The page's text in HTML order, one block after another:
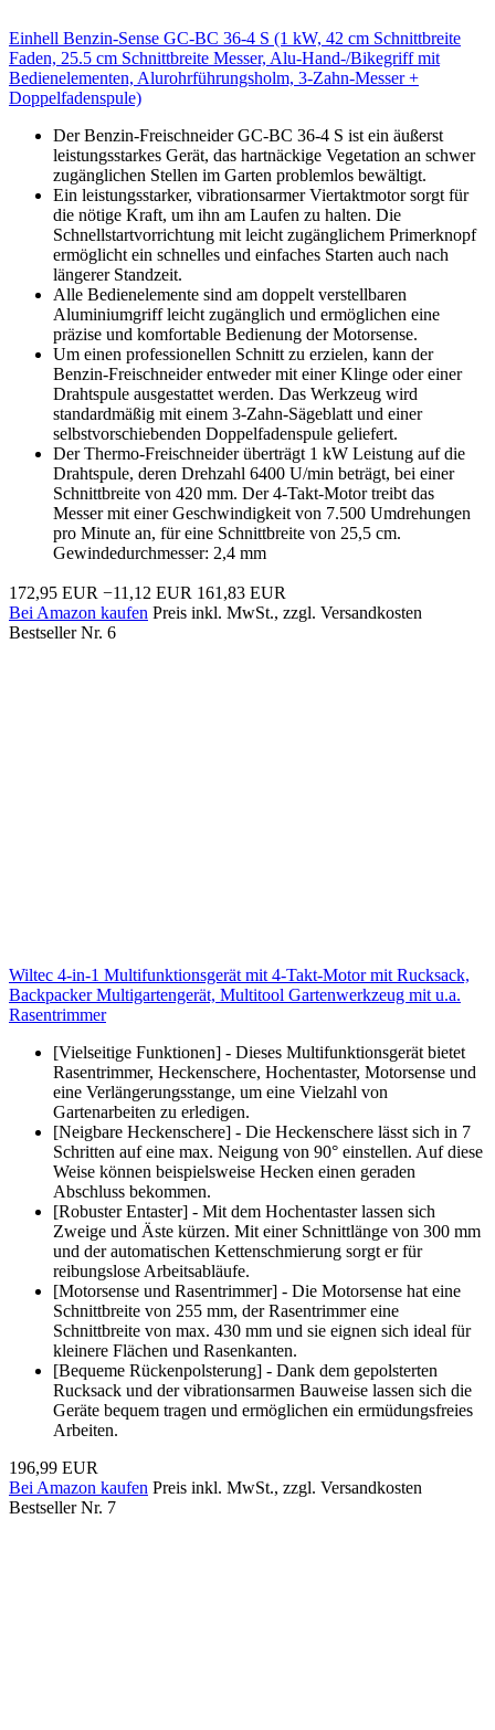
Einhell Benzin-Sense GC-BC 36-4 S (1 kW, 42 cm Schnittbreite
Faden, 25.5 cm Schnittbreite Messer, Alu-Hand-/Bikegriff mit
Bedienelementen, Alurohrführungsholm, 3-Zahn-Messer +
Doppelfadenspule)
Der Benzin-Freischneider GC-BC 36-4 S ist ein äußerst
leistungsstarkes Gerät, das hartnäckige Vegetation an schwer
zugänglichen Stellen im Garten problemlos bewältigt.
Ein leistungsstarker, vibrationsarmer Viertaktmotor sorgt für
die nötige Kraft, um ihn am Laufen zu halten. Die
Schnellstartvorrichtung mit leicht zugänglichem Primerknopf
ermöglicht ein schnelles und einfaches Starten auch nach
längerer Standzeit.
Alle Bedienelemente sind am doppelt verstellbaren
Aluminiumgriff leicht zugänglich und ermöglichen eine
präzise und komfortable Bedienung der Motorsense.
Um einen professionellen Schnitt zu erzielen, kann der
Benzin-Freischneider entweder mit einer Klinge oder einer
Drahtspule ausgestattet werden. Das Werkzeug wird
standardmäßig mit einem 3-Zahn-Sägeblatt und einer
selbstvorschiebenden Doppelfadenspule geliefert.
Der Thermo-Freischneider überträgt 1 kW Leistung auf die
Drahtspule, deren Drehzahl 6400 U/min beträgt, bei einer
Schnittbreite von 420 mm. Der 4-Takt-Motor treibt das
Messer mit einer Geschwindigkeit von 7.500 Umdrehungen
pro Minute an, für eine Schnittbreite von 25,5 cm.
Gewindedurchmesser: 2,4 mm
172,95 EUR −11,12 EUR 161,83 EUR
Bei Amazon kaufen Preis inkl. MwSt., zzgl. Versandkosten
Bestseller Nr. 6
Wiltec 4-in-1 Multifunktionsgerät mit 4-Takt-Motor mit Rucksack,
Backpacker Multigartengerät, Multitool Gartenwerkzeug mit u.a.
Rasentrimmer
[Vielseitige Funktionen] - Dieses Multifunktionsgerät bietet
Rasentrimmer, Heckenschere, Hochentaster, Motorsense und
eine Verlängerungsstange, um eine Vielzahl von
Gartenarbeiten zu erledigen.
[Neigbare Heckenschere] - Die Heckenschere lässt sich in 7
Schritten auf eine max. Neigung von 90° einstellen. Auf diese
Weise können beispielsweise Hecken einen geraden
Abschluss bekommen.
[Robuster Entaster] - Mit dem Hochentaster lassen sich
Zweige und Äste kürzen. Mit einer Schnittlänge von 300 mm
und der automatischen Kettenschmierung sorgt er für
reibungslose Arbeitsabläufe.
[Motorsense und Rasentrimmer] - Die Motorsense hat eine
Schnittbreite von 255 mm, der Rasentrimmer eine
Schnittbreite von max. 430 mm und sie eignen sich ideal für
kleinere Flächen und Rasenkanten.
[Bequeme Rückenpolsterung] - Dank dem gepolsterten
Rucksack und der vibrationsarmen Bauweise lassen sich die
Geräte bequem tragen und ermöglichen ein ermüdungsfreies
Arbeiten.
196,99 EUR
Bei Amazon kaufen Preis inkl. MwSt., zzgl. Versandkosten
Bestseller Nr. 7